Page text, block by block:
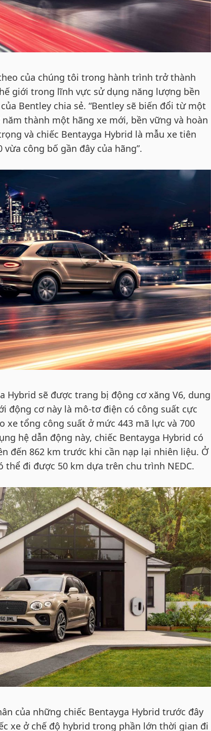
của chúng tôi trong hành trình trở thành
giới trong lĩnh vực sử dụng năng lượng bền
Bentley chia sẻ. “Bentley sẽ biến đổi từ một
thành một hãng xe mới, bền vững và hoàn
và chiếc Bentayga Hybrid là mẫu xe tiên
công bố gần đây của hãng”.
Hybrid sẽ được trang bị động cơ xăng V6, dung
động cơ này là mô-tơ điện có công suất cực
xe tổng công suất ở mức 443 mã lực và 700
hệ dẫn động này, chiếc Bentayga Hybrid có
đến 862 km trước khi cần nạp lại nhiên liệu. Ở
thể đi được 50 km dựa trên chu trình NEDC.
của những chiếc Bentayga Hybrid trước đây
xe ở chế độ hybrid trong phần lớn thời gian đi